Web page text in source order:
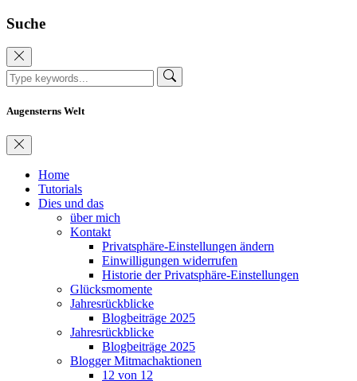
Suche
Augensterns Welt
Home
Tutorials
Dies und das
über mich
Kontakt
Privatsphäre-Einstellungen ändern
Einwilligungen widerrufen
Historie der Privatsphäre-Einstellungen
Glücksmomente
Jahresrückblicke
Blogbeiträge 2025
Jahresrückblicke
Blogbeiträge 2025
Blogger Mitmachaktionen
12 von 12